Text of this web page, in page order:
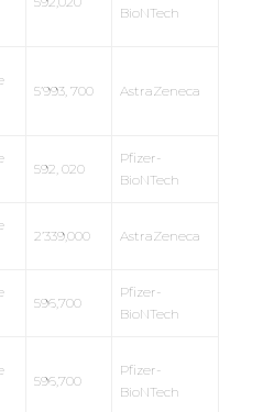
BioNTech
5’993, 700 AstraZeneca
592, 020
Pfizer-
BioNTech
2’339,000 AstraZeneca
596,700
Pfizer-
BioNTech
596,700
Pfizer-
BioNTech